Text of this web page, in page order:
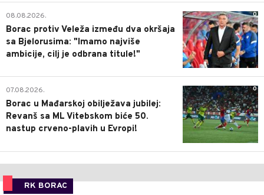
0
08.08.2026.
Borac protiv Veleža između dva okršaja
sa Bjelorusima: "Imamo najviše
ambicije, cilj je odbrana titule!"
0
07.08.2026.
Borac u Mađarskoj obilježava jubilej:
Revanš sa ML Vitebskom biće 50.
nastup crveno-plavih u Evropi!
RK BORAC